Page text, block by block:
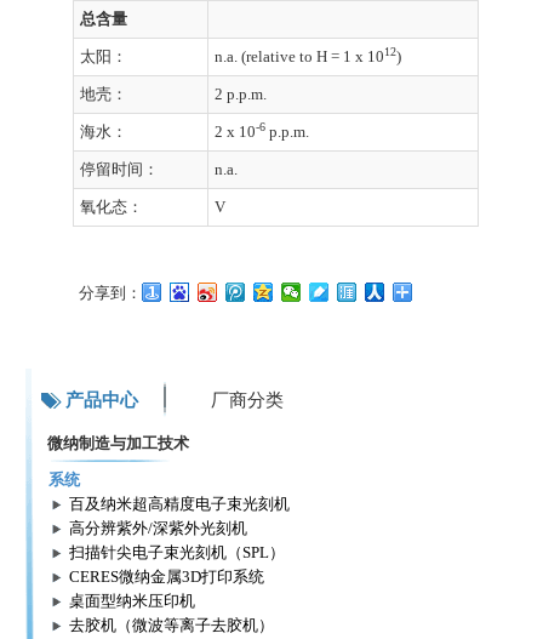
总含量
太阳： n.a. (relative to H = 1 x 1012)
地壳： 2 p.p.m.
海水： 2 x 10-6 p.p.m.
停留时间： n.a.
氧化态： V
分享到：
产品中心 厂商分类
微纳制造与加工技术
系统
百及纳米超高精度电子束光刻机
高分辨紫外/深紫外光刻机
扫描针尖电子束光刻机（SPL）
CERES微纳金属3D打印系统
桌面型纳米压印机
去胶机（微波等离子去胶机）